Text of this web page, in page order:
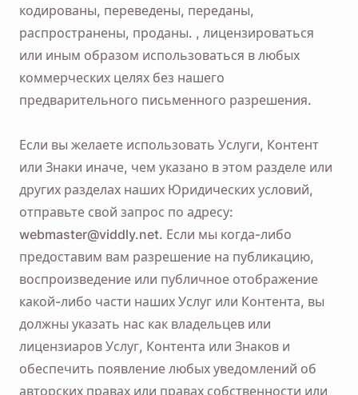
кодированы, переведены, переданы,
распространены, проданы. , лицензироваться
или иным образом использоваться в любых
коммерческих целях без нашего
предварительного письменного разрешения.
Если вы желаете использовать Услуги, Контент
или Знаки иначе, чем указано в этом разделе или
других разделах наших Юридических условий,
отправьте свой запрос по адресу:
webmaster@viddly.net. Если мы когда-либо
предоставим вам разрешение на публикацию,
воспроизведение или публичное отображение
какой-либо части наших Услуг или Контента, вы
должны указать нас как владельцев или
лицензиаров Услуг, Контента или Знаков и
обеспечить появление любых уведомлений об
авторских правах или правах собственности или